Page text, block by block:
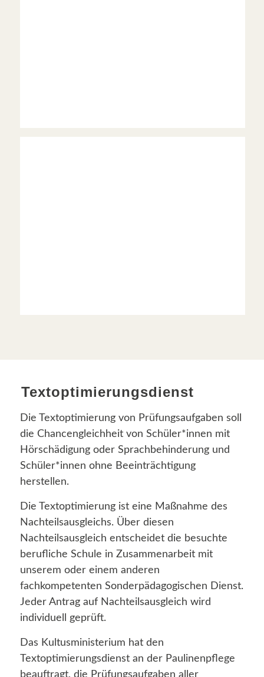
Textoptimierungsdienst
Die Textoptimierung von Prüfungsaufgaben soll
die Chancengleichheit von Schüler*innen mit
Hörschädigung oder Sprachbehinderung und
Schüler*innen ohne Beeinträchtigung
herstellen.
Die Textoptimierung ist eine Maßnahme des
Nachteilsausgleichs. Über diesen
Nachteilsausgleich entscheidet die besuchte
berufliche Schule in Zusammenarbeit mit
unserem oder einem anderen
fachkompetenten Sonderpädagogischen Dienst.
Jeder Antrag auf Nachteilsausgleich wird
individuell geprüft.
Das Kultusministerium hat den
Textoptimierungsdienst an der Paulinenpflege
beauftragt, die Prüfungsaufgaben aller